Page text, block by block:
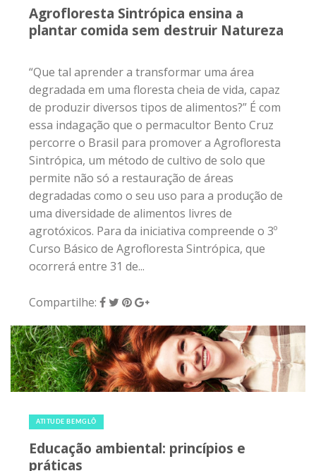
degradadas como o seu uso para a produção de
uma diversidade de alimentos livres de
agrotóxicos. Para da iniciativa compreende o 3º
ocorrerá entre 31 de...
Compartilhe:
3 de outubro de 2017 | 0
ATITUDE BEMGLÔ
Educação ambiental: princípios e
consciência ecológica, sustentabilidade e outros
termos que servem para trazer a questão da
preocupação com o meio ambiente ao nosso
redor. Junto com toda essa movimentação, a
mensagem seja transmitida de forma correta e
eficaz desde o começo. A Educação Ambiental
nada mais é do que uma maneira de gerar mais